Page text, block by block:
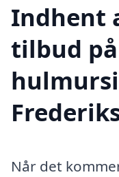
Indhent
tilbud på
Når det